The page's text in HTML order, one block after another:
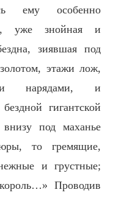
ему особенно
уже знойная и
зиявшая под
этажи лож,
нарядами, и
гигантской
под маханье
то гремящие,
и грустные;
Проводив